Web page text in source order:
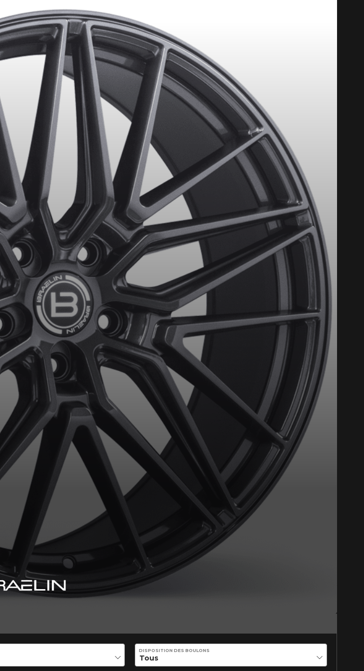
DISPOSITION DES BOULONS
APPLICABLE SUR TOUT ACHAT DE 4 PNEUS DE MARQUE KUMHO*PLUS D'INFO